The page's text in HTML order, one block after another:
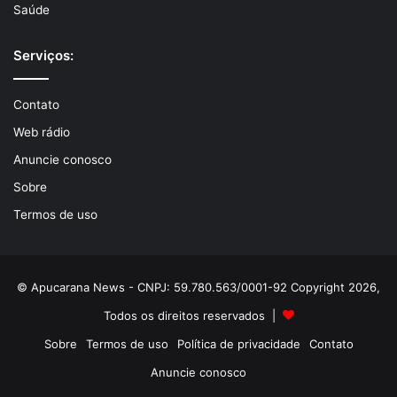
Saúde
Serviços:
Contato
Web rádio
Anuncie conosco
Sobre
Termos de uso
© Apucarana News - CNPJ: 59.780.563/0001-92 Copyright 2026,
Todos os direitos reservados |
Sobre
Termos de uso Política de privacidade
Contato
Anuncie conosco